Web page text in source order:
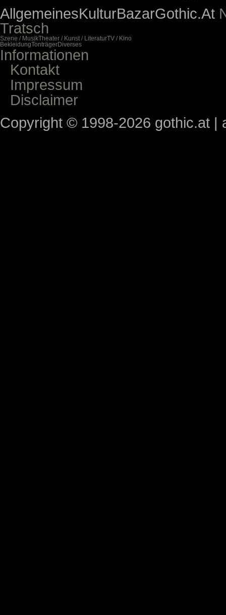
AllgemeinesKulturBazarGothic.At
Tratsch
Szene / MusikTheater / Kunst / LiteraturTV / Kino
BekleidungTonträgerDiverses
Informationen
Kontakt
Impressum
Disclaimer
Copyright © 1998-2026 gothic.at |